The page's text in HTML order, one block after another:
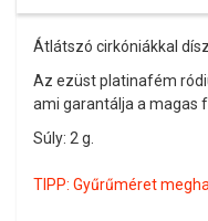
Átlátszó cirkóniákkal
Az ezüst platinafém
ami garantálja a magas
Súly: 2 g.
TIPP: Gyűrűméret